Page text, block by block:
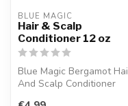
BLUE MAGIC
Hair & Scalp
Conditioner 12 oz
Blue Magic Bergamot
And Scalp Conditioner